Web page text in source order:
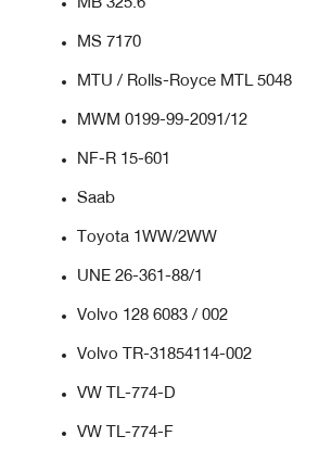
MS 7170
MTU / Rolls-Royce MTL 5048
MWM 0199-99-2091/12
NF-R 15-601
Saab
Toyota 1WW/2WW
UNE 26-361-88/1
Volvo 128 6083 / 002
Volvo TR-31854114-002
VW TL-774-D
VW TL-774-F